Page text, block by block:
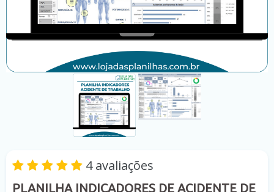
4 avaliações
PLANILHA INDICADORES DE ACIDENTE DE